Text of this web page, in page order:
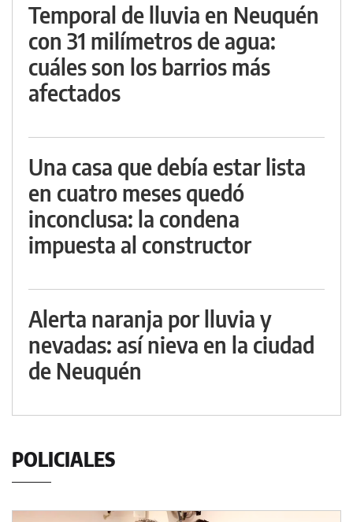
Temporal de lluvia en Neuquén
con 31 milímetros de agua:
cuáles son los barrios más
afectados
Una casa que debía estar lista
en cuatro meses quedó
inconclusa: la condena
impuesta al constructor
Alerta naranja por lluvia y
nevadas: así nieva en la ciudad
de Neuquén
POLICIALES